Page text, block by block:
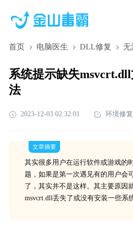
首页 电脑医生 DLL修复 无
系统提示缺失
法
2023-12-03 02:32:01 环境修
文章摘要
其实很多用户在运行软件或游戏的
题，如果是第一次遇见有的用户会
了，其实并不是这样。其主要原因
msvcrt.dll丢失了或没有安装一些系